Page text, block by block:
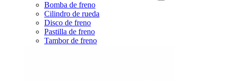
Bomba de freno
Cilindro de rueda
Disco de freno
Pastilla de freno
Tambor de freno